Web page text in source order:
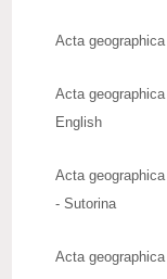
Studenti pišu
IZDAVAŠTVO
Upute autorima
Zbornici radova
Acta
Acta
English
Acta
- Sutorina
Acta